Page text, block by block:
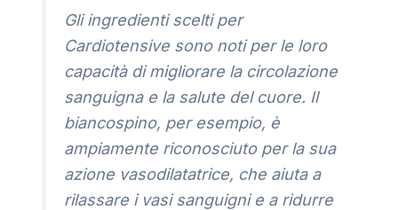
Gli ingredienti scelti per
Cardiotensive sono noti per le loro
capacità di migliorare la circolazione
sanguigna e la salute del cuore. Il
biancospino, per esempio, è
ampiamente riconosciuto per la sua
azione vasodilatatrice, che aiuta a
rilassare i vasi sanguigni e a ridurre